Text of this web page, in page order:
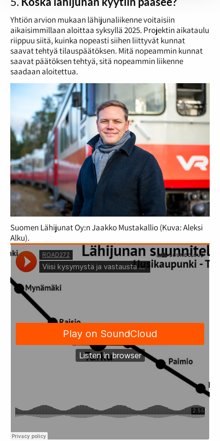
Yhtiön arvion mukaan lähijunaliikenne voitaisiin
aikaisimmillaan aloittaa syksyllä 2025. Projektin aikataulu
riippuu siitä, kuinka nopeasti siihen liittyvät kunnat
saavat tehtyä tilauspäätöksen. Mitä nopeammin kunnat
saavat päätöksen tehtyä, sitä nopeammin liikenne
saadaan aloitettua.
Suomen Lähijunat Oy:n Jaakko Mustakallio (Kuva: Aleksi
Alku).